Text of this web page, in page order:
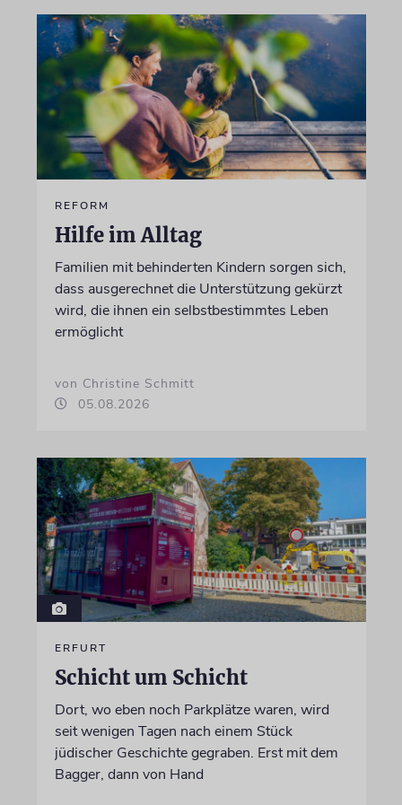
REFORM
Hilfe im Alltag
Familien mit behinderten Kindern sorgen sich,
dass ausgerechnet die Unterstützung gekürzt
wird, die ihnen ein selbstbestimmtes Leben
ermöglicht
von Christine Schmitt
05.08.2026
ERFURT
Schicht um Schicht
Dort, wo eben noch Parkplätze waren, wird
seit wenigen Tagen nach einem Stück
jüdischer Geschichte gegraben. Erst mit dem
Bagger, dann von Hand